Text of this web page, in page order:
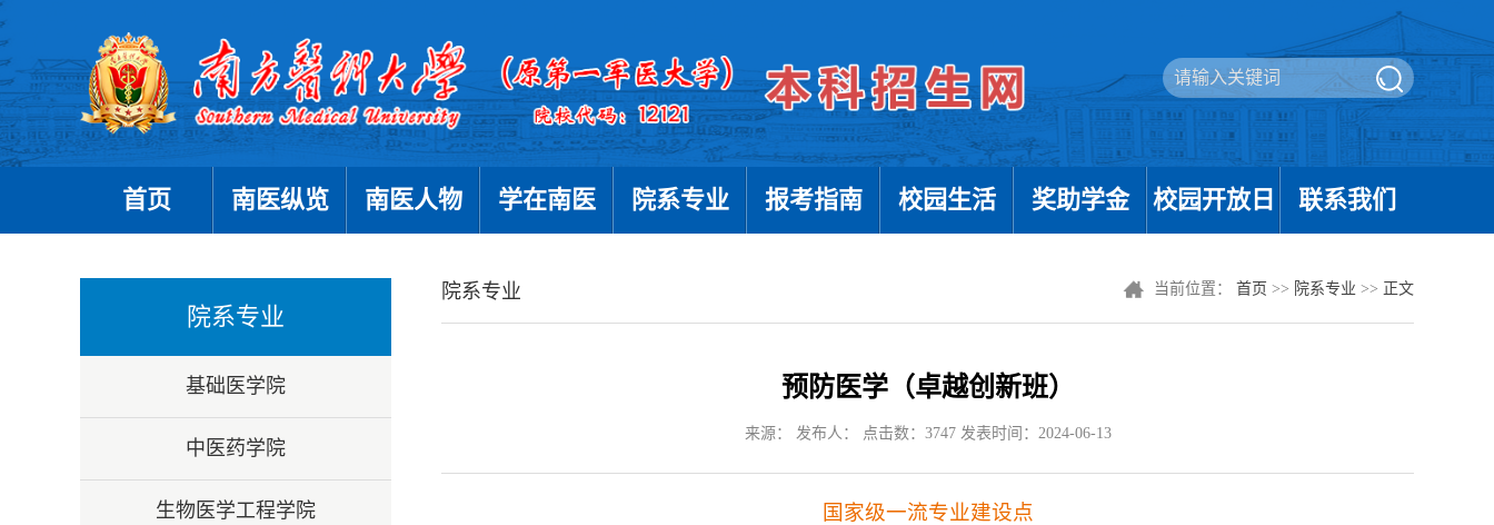
首页 南医纵览 南医人物 学在南医 院系专业 报考指南 校园生活 奖助学金 校园开放日 联系我们
院系专业
基础医学院
中医药学院
生物医学工程学院
院系专业 当前位置： 首页 >> 院系专业 >> 正文
预防医学（卓越创新班）
来源： 发布人： 点击数： 3747发表时间：2024-06-13
国家级一流专业建设点